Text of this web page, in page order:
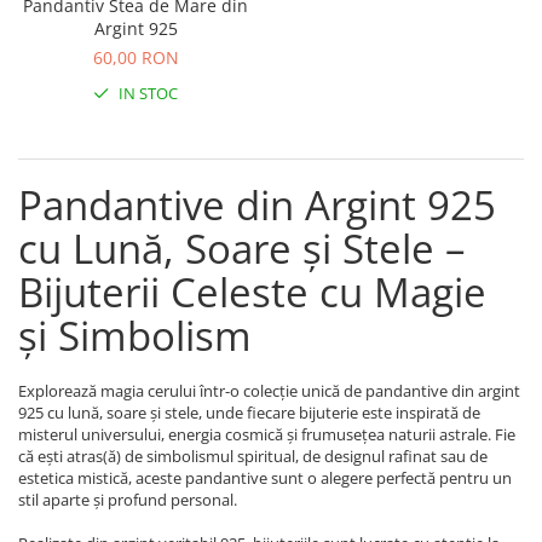
Coliere cu Flori
Coliere cu Animale
Coliere Diverse
Brățări din Aur cu șnur reglabil
Brățări din Argint cu șnur reglabil
BRĂȚĂRI CU PIETRE SEMIPREȚIOASE
Brățări din Aur cu pietre
semiprețioase
Brățări din Argint cu pietre
semiprețioase
Brățări elastice cu pietre
semiprețioase
BRĂȚĂRI DE PICIOR
Brățări de picior din Aur
Brățări de picior din Argint
Pandantiv Stea de Mare din
Argint 925
60,00 RON
IN STOC
Pandantive din Argint 925
cu Lună, Soare și Stele –
Bijuterii Celeste cu Magie
și Simbolism
Explorează magia cerului într-o colecție unică de pandantive din argint
925 cu lună, soare și stele, unde fiecare bijuterie este inspirată de
misterul universului, energia cosmică și frumusețea naturii astrale. Fie
că ești atras(ă) de simbolismul spiritual, de designul rafinat sau de
estetica mistică, aceste pandantive sunt o alegere perfectă pentru un
stil aparte și profund personal.